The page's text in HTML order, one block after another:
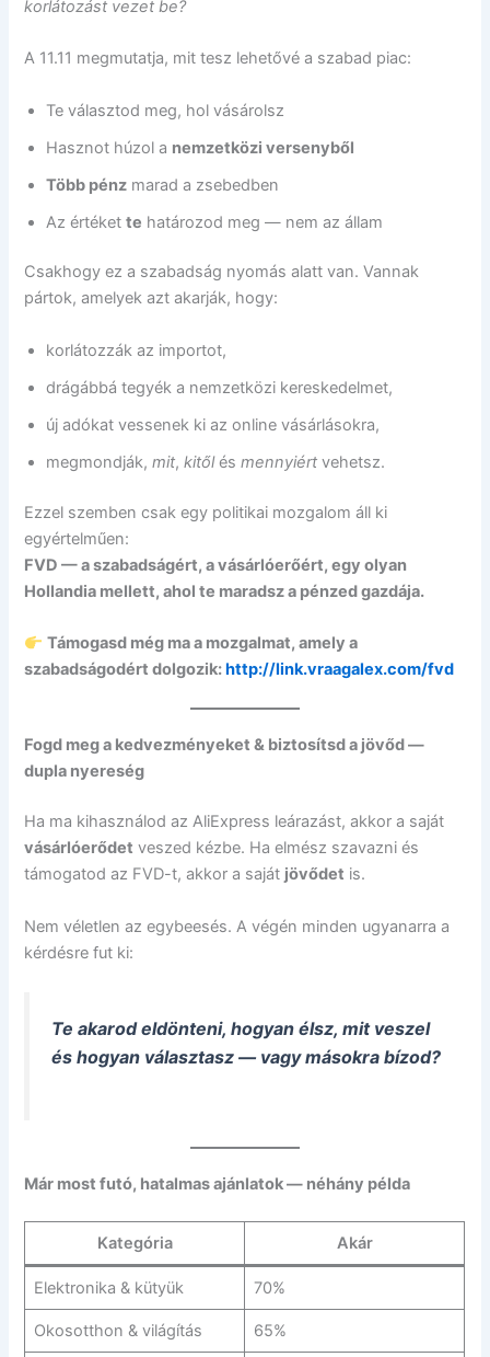
korlátozást vezet be?
A 11.11 megmutatja, mit tesz lehetővé a szabad piac:
Te választod meg, hol vásárolsz
Hasznot húzol a nemzetközi versenyből
Több pénz marad a zsebedben
Az értékette határozod meg — nem az állam
Csakhogy ez a szabadság nyomás alatt van. Vannak
pártok, amelyek azt akarják, hogy:
korlátozzák az importot,
drágábbá tegyék a nemzetközi kereskedelmet,
új adókat vessenek ki az online vásárlásokra,
megmondják,mit,kitőlésmennyiért vehetsz.
Ezzel szemben csak egy politikai mozgalom áll ki
egyértelműen:
FVD — a szabadságért, a vásárlóerőért, egy olyan
Hollandia mellett, ahol te maradsz a pénzed gazdája.
Támogasd még ma a mozgalmat, amely a
szabadságodért dolgozik:http://link.vraagalex.com/fvd
Fogd meg a kedvezményeket & biztosítsd a jövőd —
dupla nyereség
Ha ma kihasználod az AliExpress leárazást, akkor a saját
vásárlóerődet veszed kézbe. Ha elmész szavazni és
támogatod az FVD-t, akkor a saját jövődet is.
Nem véletlen az egybeesés. A végén minden ugyanarra a
kérdésre fut ki:
Te akarod eldönteni, hogyan élsz, mit veszel
és hogyan választasz — vagy másokra bízod?
Már most futó, hatalmas ajánlatok — néhány példa
Kategória Akár
Elektronika & kütyük 70%
Okosotthon & világítás 65%